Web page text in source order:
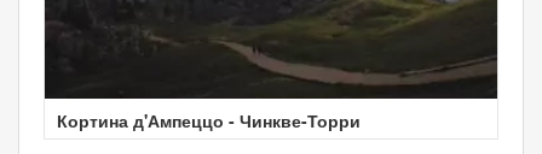
Кортина д'Ампеццо - Чинкве-Торри